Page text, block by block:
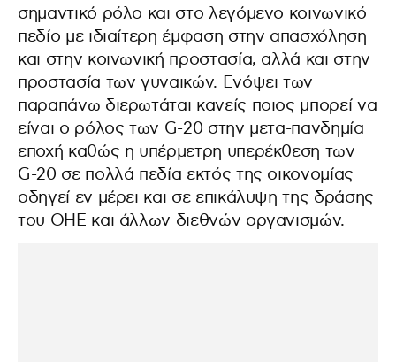
σημαντικό ρόλο και στο λεγόμενο κοινωνικό
πεδίο με ιδιαίτερη έμφαση στην απασχόληση
και στην κοινωνική προστασία, αλλά και στην
προστασία των γυναικών. Ενόψει των
παραπάνω διερωτάται κανείς ποιος μπορεί να
είναι ο ρόλος των G-20 στην μετα-πανδημία
εποχή καθώς η υπέρμετρη υπερέκθεση των
G-20 σε πολλά πεδία εκτός της οικονομίας
οδηγεί εν μέρει και σε επικάλυψη της δράσης
του ΟΗΕ και άλλων διεθνών οργανισμών.